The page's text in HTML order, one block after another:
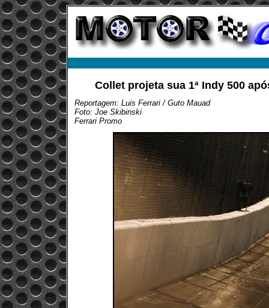
Collet projeta sua 1ª Indy 500
Reportagem: Luis Ferrari / Guto Mauad
Foto: Joe Skibinski
Ferrari Promo